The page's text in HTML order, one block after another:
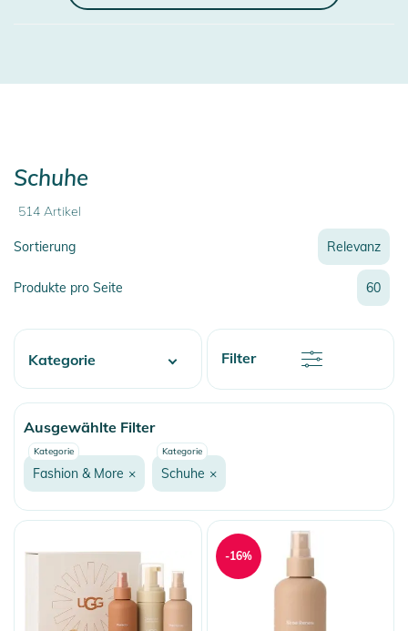
Schuhe
514 Artikel
Sortierung
Relevanz
Relevanz
Neueste
Preis
Rabatt
Name
Name
Produkte pro Seite 60
Filter
Kategorie
Skate
Fashion & More
Streetwear
Schuhe
Hausschuhe
Sandalen/Slaps
Sneaker & Freizeitschuhe
Ausgewählte Filter
Kategorie
Fashion & More ×
Kategorie
Schuhe ×
-16%